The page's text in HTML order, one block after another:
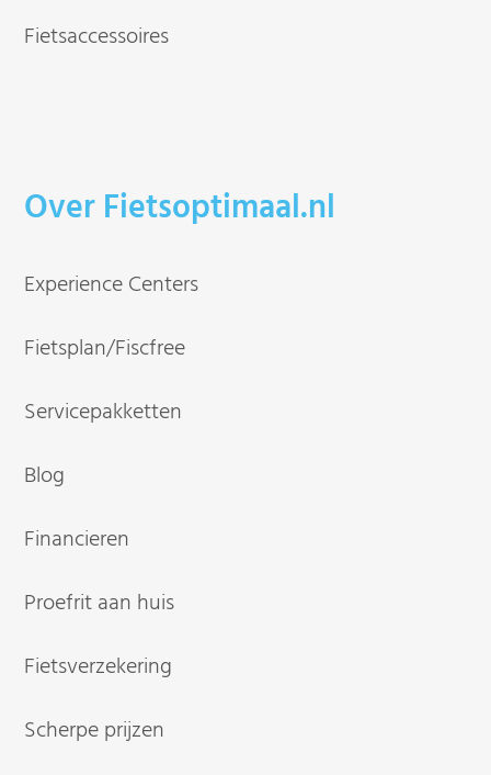
Fietsaccessoires
Over Fietsoptimaal.nl
Experience Centers
Fietsplan/Fiscfree
Servicepakketten
Blog
Financieren
Proefrit aan huis
Fietsverzekering
Scherpe prijzen